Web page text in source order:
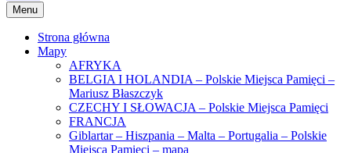
Menu
Strona główna
Mapy
AFRYKA
BELGIA I HOLANDIA – Polskie Miejsca Pamięci –
Mariusz Błaszczyk
CZECHY I SŁOWACJA – Polskie Miejsca Pamięci
FRANCJA
Giblartar – Hiszpania – Malta – Portugalia – Polskie
Miejsca Pamięci – mapa